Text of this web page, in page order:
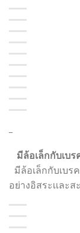
มีล้อเล็กกับเบร
มีล้อเล็กกับเบร
อย่างอิสระเเละส